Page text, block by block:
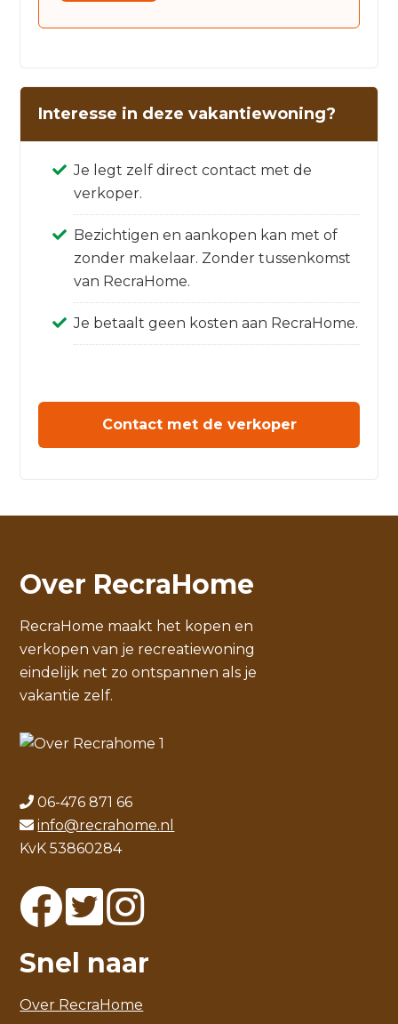
Interesse in deze vakantiewoning?
Je legt zelf direct contact met de
verkoper.
Bezichtigen en aankopen kan met of
zonder makelaar. Zonder tussenkomst
van RecraHome.
Je betaalt geen kosten aan RecraHome.
Contact met de verkoper
Over RecraHome
RecraHome maakt het kopen en
verkopen van je recreatiewoning
eindelijk net zo ontspannen als je
vakantie zelf.
06-476 871 66
info@recrahome.nl
KvK 53860284
Snel naar
Over RecraHome